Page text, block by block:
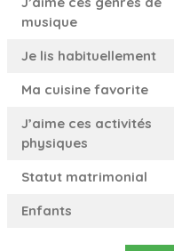
musique
Je lis habituellement
Ma cuisine favorite
J’aime ces activités
physiques
Statut matrimonial
Enfants